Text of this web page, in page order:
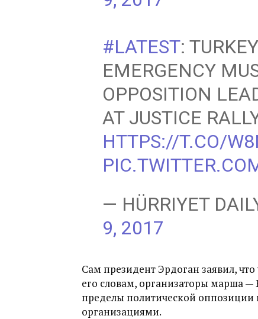
#LATEST:
EMERGENCY
OPPOSITION
AT JUSTICE
HTTPS://T.CO/
— HÜRRIYET
9, 2017
Сам президент Эрдоган заявил,
его словам, организаторы марша
пределы политической оппозиции
организациями.